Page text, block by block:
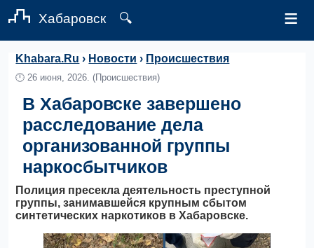
Хабаровск 🔍 ≡
Khabara.Ru › Новости › Происшествия
🕛26 июня, 2026. (Происшествия)
В Хабаровске завершено
расследование дела
организованной группы
наркосбытчиков
Полиция пресекла деятельность преступной
группы, занимавшейся крупным сбытом
синтетических наркотиков в Хабаровске.